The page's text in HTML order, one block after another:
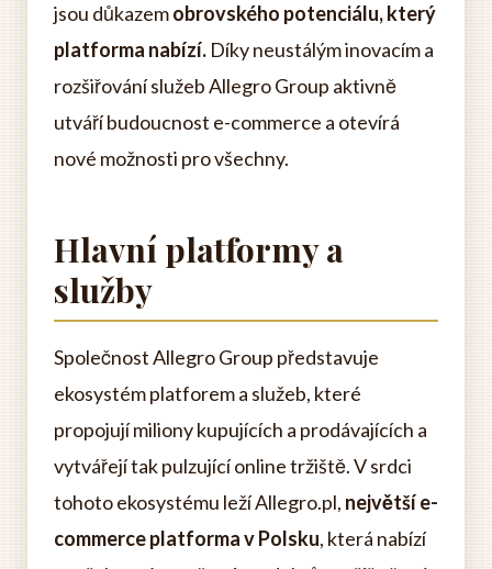
jsou důkazemobrovského potenciálu, který
platforma nabízí. Díky neustálým inovacím a
rozšiřování služeb Allegro Group aktivně
utváří budoucnost e-commerce a otevírá
nové možnosti pro všechny.
Hlavní platformy a
služby
Společnost Allegro Group představuje
ekosystém platforem a služeb, které
propojují miliony kupujících a prodávajících a
vytvářejí tak pulzující online tržiště. V srdci
tohoto ekosystému leží Allegro.pl, největší e-
commerce platforma v Polsku, která nabízí